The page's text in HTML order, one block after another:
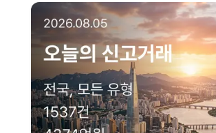
네이버 지도 연결 안내